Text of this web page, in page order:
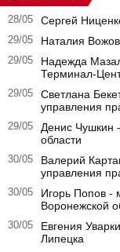
28/05 Сергей
29/05 Наталия
29/05
Надежда
Терминал-
29/05
Светлана
управления
29/05
Денис Чушкин
области
30/05
Валерий
управления
30/05
Игорь Попов -
Воронежской
30/05
Евгения
Липецка